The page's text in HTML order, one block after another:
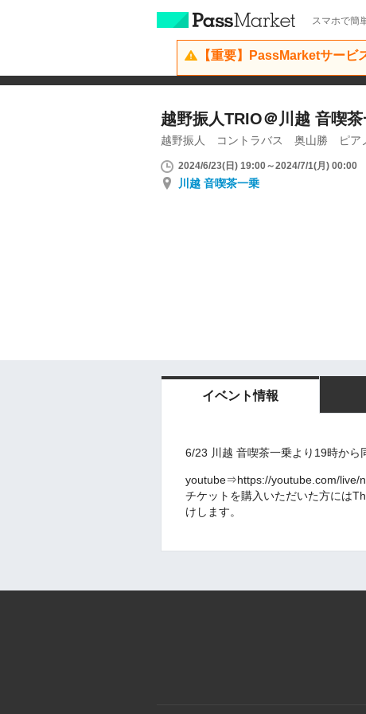
スマホで簡
【重要】PassMarketサービ
越野振人TRIO＠川越 音喫
越野振人 コントラバス 奥山勝 ピ
2024/6/23(日) 19:00～2024/7/1(月) 00:00
川越 音喫茶一乗
イベント情報
6/23 川越 音喫茶一乗より19時から
youtube⇒https://youtube.com/live/
チケットを購入いただいた方には
けします。